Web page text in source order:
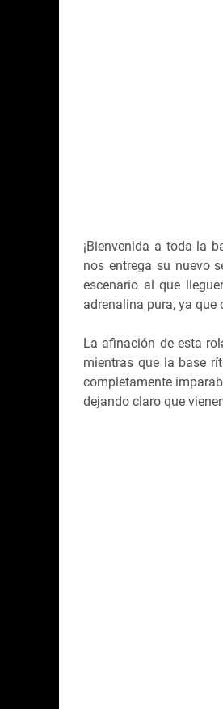
¡Bienvenida a toda la
nos entrega su nuevo
escenario al que
adrenalina pura, ya que
La afinación de esta
mientras que la base
completamente
dejando claro que